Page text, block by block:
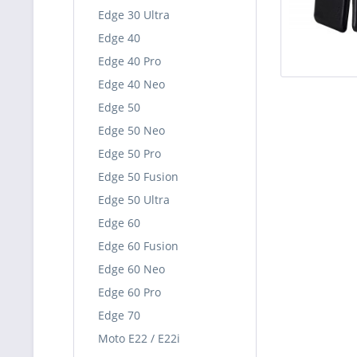
Edge 30 Ultra
Edge 40
Edge 40 Pro
Edge 40 Neo
Edge 50
Edge 50 Neo
Edge 50 Pro
Edge 50 Fusion
Edge 50 Ultra
Edge 60
Edge 60 Fusion
Edge 60 Neo
Edge 60 Pro
Edge 70
Moto E22 / E22i